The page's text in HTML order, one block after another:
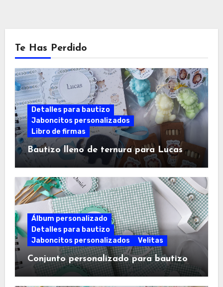
Te Has Perdido
Detalles para bautizo
Jaboncitos personalizados
Libro de firmas
Bautizo lleno de ternura para Lucas
Álbum personalizado
Detalles para bautizo
Jaboncitos personalizados
Velitas
Conjunto personalizado para bautizo